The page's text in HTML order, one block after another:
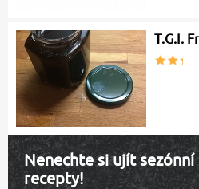
T.G.I.
Nenechte si ujít sezónní
recepty!